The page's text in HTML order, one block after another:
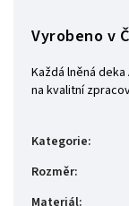
Vyrobeno v
Každá lněná
na kvalitní
Kategorie:
Rozměr: